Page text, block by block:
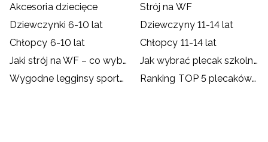
Akcesoria dziecięce
Strój na WF
Dziewczynki 6-10 lat
Dziewczyny 11-14 lat
Chłopcy 6-10 lat
Chłopcy 11-14 lat
Jaki strój na WF – co wybrać dla dziecka?
Jak wybrać plecak szkolny?
Wygodne legginsy sportowe dla dzieci
Ranking TOP 5 plecaków szkolnych od 4F